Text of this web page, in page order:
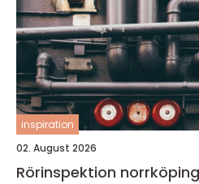
inspiration
02. August 2026
Rörinspektion norrköping så säkerställs